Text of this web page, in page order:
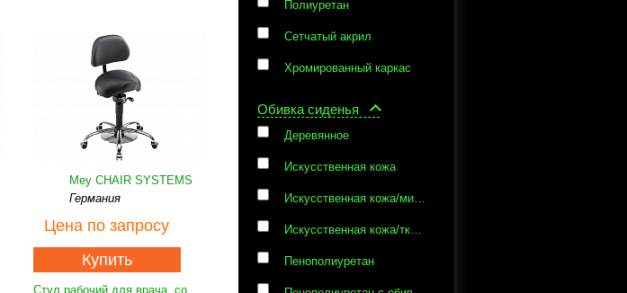
Mey CHAIR SYSTEMS
Германия
Цена по запросу
Купить
Стул рабочий для врача, со
Полиуретан
Сетчатый акрил
Хромированный каркас
Обивка сиденья
Деревянное
Искусственная кожа
Искусственная кожа/микрофибра
Искусственная кожа/ткань
Пенополиуретан